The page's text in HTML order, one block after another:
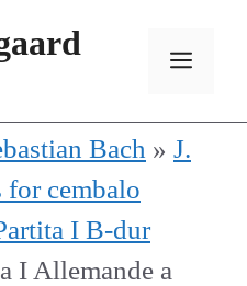
Bach » J.
for cembalo
I B-dur
I Allemande a